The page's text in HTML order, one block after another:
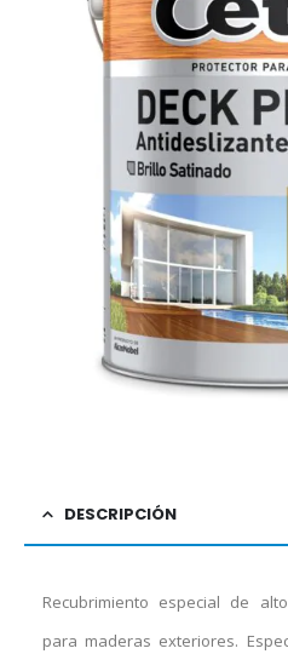
DESCRIPCIÓN
Recubrimiento especial de
para maderas exteriores.